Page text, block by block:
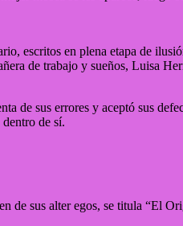
escritos en plena etapa de
de trabajo y sueños, Luisa
de sus errores y aceptó sus
de sí.
de sus alter egos, se titula “El